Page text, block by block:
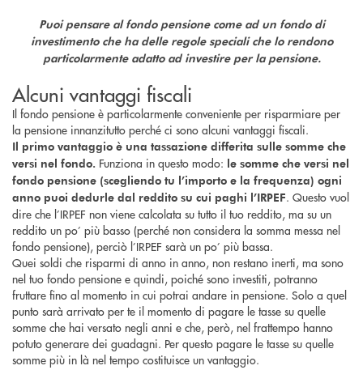
Puoi pensare al fondo pensione come ad un fondo di
investimento che ha delle regole speciali che lo rendono
particolarmente adatto ad investire per la pensione.
Alcuni vantaggi fiscali
Il fondo pensione è particolarmente conveniente per risparmiare per
la pensione innanzitutto perché ci sono alcuni vantaggi fiscali.
Il primo vantaggio è una tassazione differita sulle somme che
versi nel fondo. Funziona in questo modo: le somme che versi nel
fondo pensione (scegliendo tu l’importo e la frequenza) ogni
anno puoi dedurle dal reddito su cui paghi l’IRPEF. Questo vuol
dire che l’IRPEF non viene calcolata su tutto il tuo reddito, ma su un
reddito un po’ più basso (perché non considera la somma messa nel
fondo pensione), perciò l’IRPEF sarà un po’ più bassa.
Quei soldi che risparmi di anno in anno, non restano inerti, ma sono
nel tuo fondo pensione e quindi, poiché sono investiti, potranno
fruttare fino al momento in cui potrai andare in pensione. Solo a quel
punto sarà arrivato per te il momento di pagare le tasse su quelle
somme che hai versato negli anni e che, però, nel frattempo hanno
potuto generare dei guadagni. Per questo pagare le tasse su quelle
somme più in là nel tempo costituisce un vantaggio.